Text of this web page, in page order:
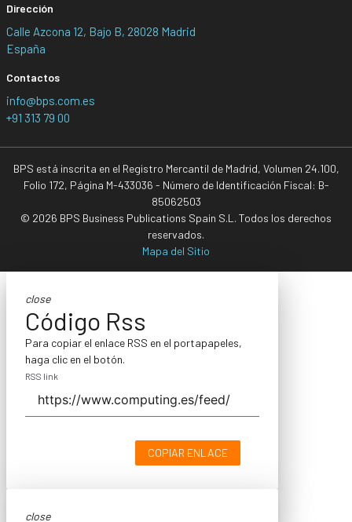
Dirección
Calle Azcona 12, Bajo B, 28028 Madrid
España
Contactos
info@bps.com.es
+91 313 79 00
BPS está inscrita en el Registro Mercantil de Madrid, Volumen 24.100,
Folio 172, Página M-433036 - Número de Identificación Fiscal: B-
85062503
© 2026 BPS Business Publications Spain S.L. Todos los derechos
reservados.
Mapa del Sitio
close
Código Rss
Para copiar el enlace RSS en el portapapeles,
haga clic en el botón.
RSS link
COPIAR ENLACE
close